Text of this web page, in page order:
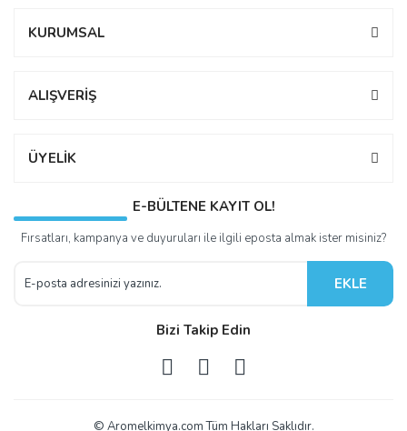
KURUMSAL
ALIŞVERİŞ
ÜYELİK
E-BÜLTENE KAYIT OL!
Fırsatları, kampanya ve duyuruları ile ilgili eposta almak ister misiniz?
EKLE
Bizi Takip Edin
© Aromelkimya.com Tüm Hakları Saklıdır.